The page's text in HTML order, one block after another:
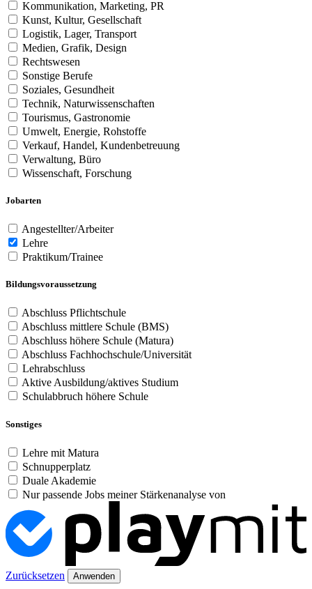
Kommunikation, Marketing, PR
Kunst, Kultur, Gesellschaft
Logistik, Lager, Transport
Medien, Grafik, Design
Rechtswesen
Sonstige Berufe
Soziales, Gesundheit
Technik, Naturwissenschaften
Tourismus, Gastronomie
Umwelt, Energie, Rohstoffe
Verkauf, Handel, Kundenbetreuung
Verwaltung, Büro
Wissenschaft, Forschung
Jobarten
Angestellter/Arbeiter
Lehre
Praktikum/Trainee
Bildungsvoraussetzung
Abschluss Pflichtschule
Abschluss mittlere Schule (BMS)
Abschluss höhere Schule (Matura)
Abschluss Fachhochschule/Universität
Lehrabschluss
Aktive Ausbildung/aktives Studium
Schulabbruch höhere Schule
Sonstiges
Lehre mit Matura
Schnupperplatz
Duale Akademie
Nur passende Jobs meiner Stärkenanalyse von
Zurücksetzen Anwenden